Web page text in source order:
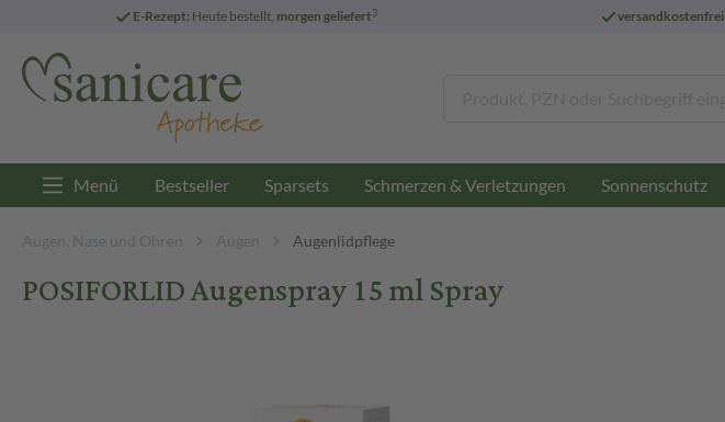
E-Rezept: Heute bestellt, morgen geliefert3 versandkostenfrei
Menü Bestseller Sparsets Schmerzen & Verletzungen Sonnenschutz
Augen, Nase und Ohren Augen Augenlidpflege
POSIFORLID Augenspray 15 ml Spray